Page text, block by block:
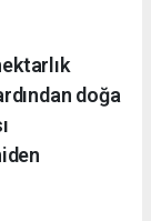
doğa